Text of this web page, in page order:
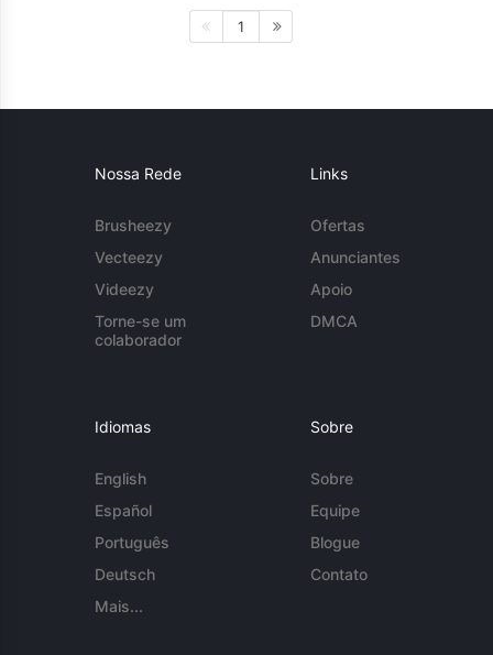
1
Nossa Rede
Brusheezy
Vecteezy
Videezy
Torne-se um
colaborador
Links
Ofertas
Anunciantes
Apoio
DMCA
Idiomas
English
Español
Português
Deutsch
Mais...
Sobre
Sobre
Equipe
Blogue
Contato